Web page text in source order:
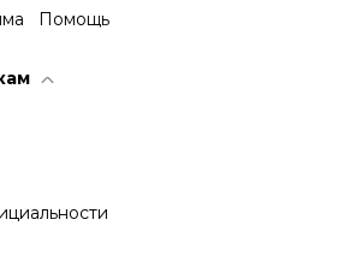
Помощь